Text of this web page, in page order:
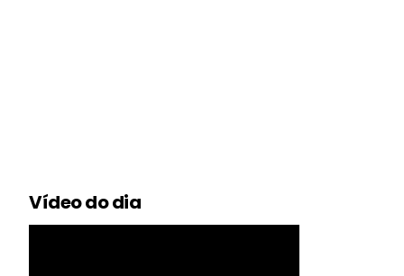
Vídeo do dia